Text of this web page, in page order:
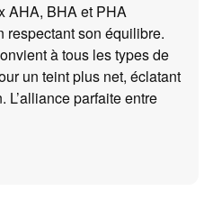
AHA, BHA et PHA
respectant son équilibre.
à tous les types de
un teint plus net, éclatant
L’alliance parfaite entre